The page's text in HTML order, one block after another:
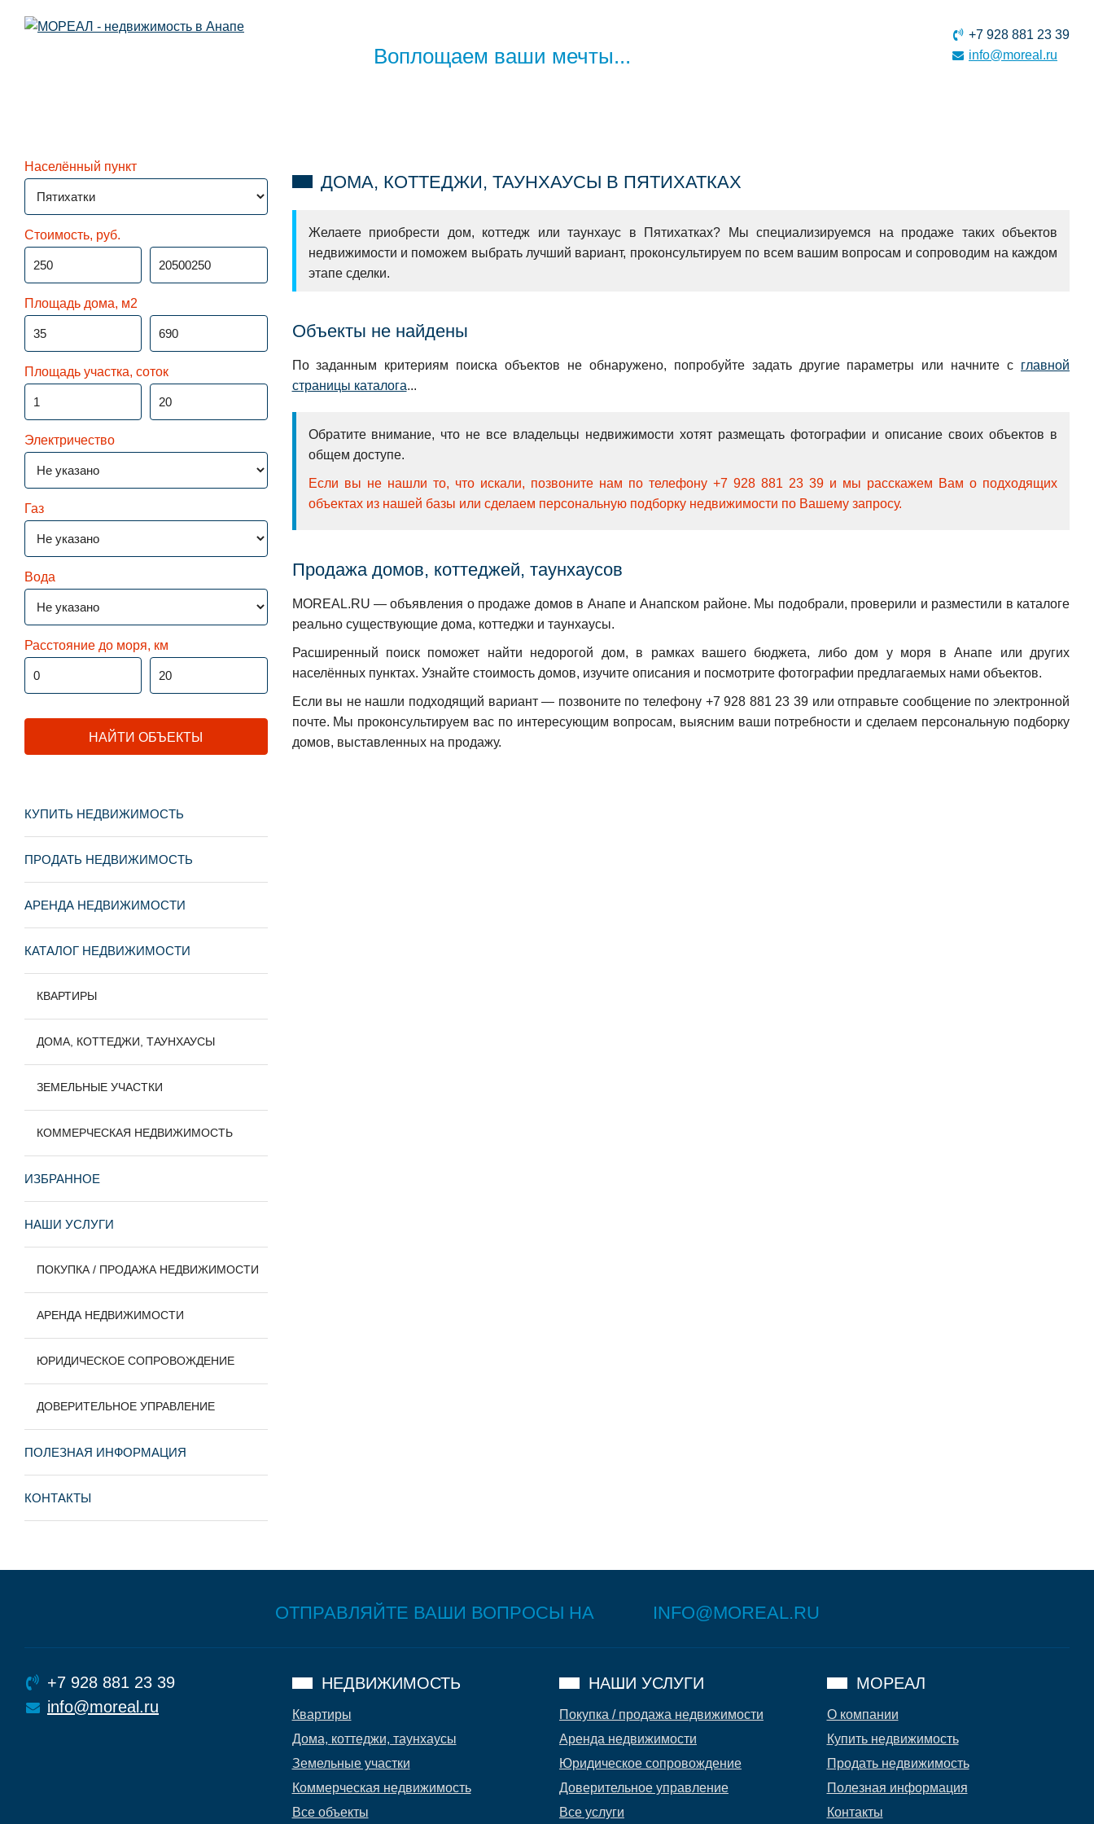
Воплощаем ваши мечты...
+7 928 881 23 39
info@moreal.ru
Населённый пункт
Стоимость, руб.
Площадь дома, м2
Площадь участка, соток
Электричество
Газ
Вода
Расстояние до моря, км
КУПИТЬ НЕДВИЖИМОСТЬ
ПРОДАТЬ НЕДВИЖИМОСТЬ
АРЕНДА НЕДВИЖИМОСТИ
КАТАЛОГ НЕДВИЖИМОСТИ
КВАРТИРЫ
ДОМА, КОТТЕДЖИ, ТАУНХАУСЫ
ЗЕМЕЛЬНЫЕ УЧАСТКИ
КОММЕРЧЕСКАЯ НЕДВИЖИМОСТЬ
ИЗБРАННОЕ
НАШИ УСЛУГИ
ПОКУПКА / ПРОДАЖА НЕДВИЖИМОСТИ
АРЕНДА НЕДВИЖИМОСТИ
ЮРИДИЧЕСКОЕ СОПРОВОЖДЕНИЕ
ДОВЕРИТЕЛЬНОЕ УПРАВЛЕНИЕ
ПОЛЕЗНАЯ ИНФОРМАЦИЯ
КОНТАКТЫ
ДОМА, КОТТЕДЖИ, ТАУНХАУСЫ В ПЯТИХАТКАХ
Желаете приобрести дом, коттедж или таунхаус в Пятихатках? Мы специализируемся на продаже таких объектов
недвижимости и поможем выбрать лучший вариант, проконсультируем по всем вашим вопросам и сопроводим на каждом
этапе сделки.
Объекты не найдены
По заданным критериям поиска объектов не обнаружено, попробуйте задать другие параметры или начните с главной
страницы каталога...
Обратите внимание, что не все владельцы недвижимости хотят размещать фотографии и описание своих объектов в
общем доступе.
Если вы не нашли то, что искали, позвоните нам по телефону +7 928 881 23 39 и мы расскажем Вам о подходящих
объектах из нашей базы или сделаем персональную подборку недвижимости по Вашему запросу.
Продажа домов, коттеджей, таунхаусов
MOREAL.RU — объявления о продаже домов в Анапе и Анапском районе. Мы подобрали, проверили и разместили в каталоге
реально существующие дома, коттеджи и таунхаусы.
Расширенный поиск поможет найти недорогой дом, в рамках вашего бюджета, либо дом у моря в Анапе или других
населённых пунктах. Узнайте стоимость домов, изучите описания и посмотрите фотографии предлагаемых нами объектов.
Если вы не нашли подходящий вариант — позвоните по телефону +7 928 881 23 39 или отправьте сообщение по электронной
почте. Мы проконсультируем вас по интересующим вопросам, выясним ваши потребности и сделаем персональную подборку
домов, выставленных на продажу.
ОТПРАВЛЯЙТЕ ВАШИ ВОПРОСЫ НА INFO@MOREAL.RU
+7 928 881 23 39
info@moreal.ru
НЕДВИЖИМОСТЬ
Квартиры
Дома, коттеджи, таунхаусы
Земельные участки
Коммерческая недвижимость
Все объекты
НАШИ УСЛУГИ
Покупка / продажа недвижимости
Аренда недвижимости
Юридическое сопровождение
Доверительное управление
Все услуги
МОРЕАЛ
О компании
Купить недвижимость
Продать недвижимость
Полезная информация
Контакты